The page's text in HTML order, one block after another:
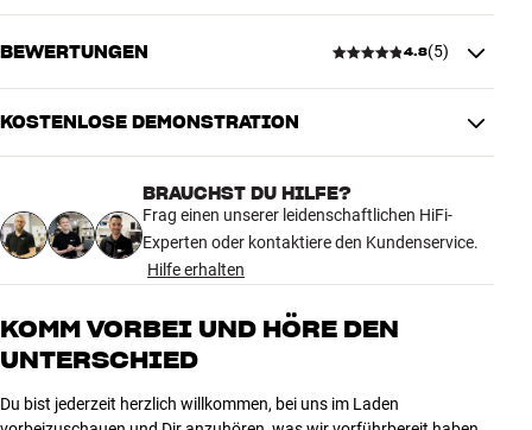
BEWERTUNGEN 4.8(5)
4.8
5 anzeigen
5 4
4
3
1 0
KOSTENLOSE DEMONSTRATION
BRAUCHST DU HILFE?
Frag einen unserer leidenschaftlichen HiFi-
Experten oder kontaktiere den Kundenservice.
Hilfe erhalten
KOMM VORBEI UND HÖRE DEN
UNTERSCHIED
Du bist jederzeit herzlich willkommen, bei uns im Laden